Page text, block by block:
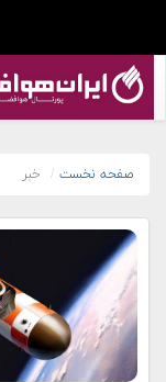
صفحه نخست خبر